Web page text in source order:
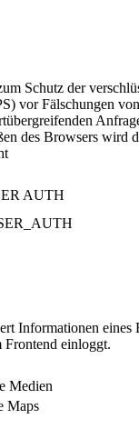
Schutz der
vor Fälschungen von
des Browsers wird
AUTH
Informationen eines
Frontend einloggt.
Medien
Maps